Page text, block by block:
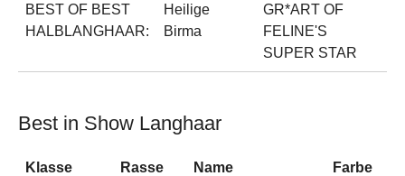
BEST OF BEST
HALBLANGHAAR:
Heilige
Birma
GR*ART OF
FELINE'S
SUPER STAR
Best in Show Langhaar
Klasse Rasse Name Farbe